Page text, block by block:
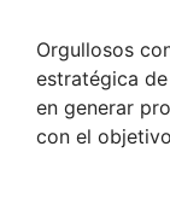
Orgullosos
estratégica de
en generar
con el